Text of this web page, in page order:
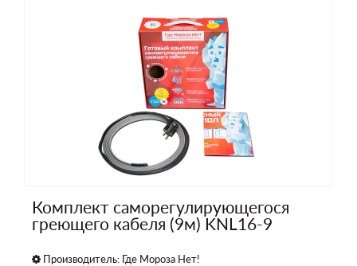
Комплект саморегулирующегося
греющего кабеля (9м) KNL16-9
Производитель: Где Мороза Нет!